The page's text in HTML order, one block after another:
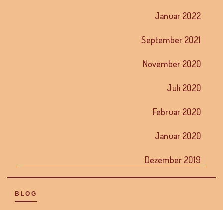
Januar 2022
September 2021
November 2020
Juli 2020
Februar 2020
Januar 2020
Dezember 2019
BLOG